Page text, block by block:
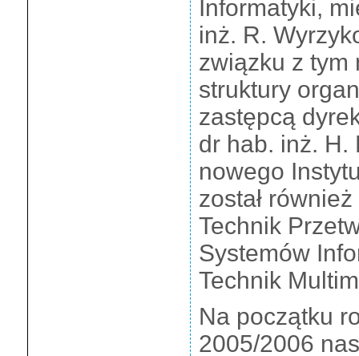
Informatyki,
inż. R.
związku z tym
struktury
zastępcą
dr hab. inż. H.
nowego
został również
Technik
Systemów
Technik
Na początku
2005/2006